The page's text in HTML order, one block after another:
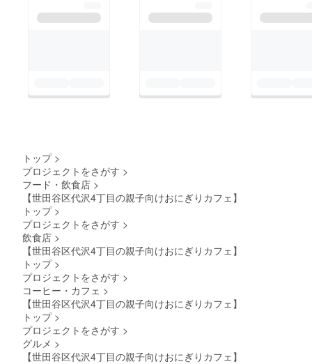
トップ >
プロジェクトをさがす >
フード・飲食店 >
【世田谷区代沢4丁目の親子向けおにぎりカフェ】
トップ >
プロジェクトをさがす >
飲食店 >
【世田谷区代沢4丁目の親子向けおにぎりカフェ】
トップ >
プロジェクトをさがす >
コーヒー・カフェ >
【世田谷区代沢4丁目の親子向けおにぎりカフェ】
トップ >
プロジェクトをさがす >
グルメ >
【世田谷区代沢4丁目の親子向けおにぎりカフェ】